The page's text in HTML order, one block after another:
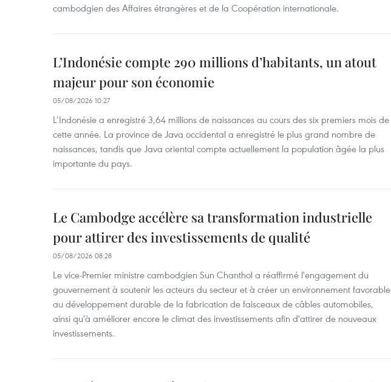
cambodgien des Affaires étrangères et de la Coopération internationale.
L’Indonésie compte 290 millions d’habitants, un atout
majeur pour son économie
05/08/2026 10:27
L’Indonésie a enregistré 3,64 millions de naissances au cours des six premiers mois de
cette année. La province de Java occidental a enregistré le plus grand nombre de
naissances, tandis que Java oriental compte actuellement la population âgée la plus
importante du pays.
Le Cambodge accélère sa transformation industrielle
pour attirer des investissements de qualité
05/08/2026 08:28
Le vice-Premier ministre cambodgien Sun Chanthol a réaffirmé l'engagement du
gouvernement à soutenir les acteurs du secteur et à créer un environnement favorable
au développement durable de la fabrication de faisceaux de câbles automobiles,
ainsi qu'à améliorer encore le climat des investissements afin d'attirer de nouveaux
investissements.